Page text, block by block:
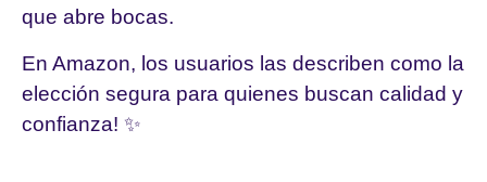
que abre bocas.
En Amazon, los usuarios las describen como la
elección segura para quienes buscan calidad y
confianza! ✨